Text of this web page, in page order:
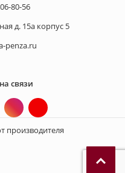
80-56
д. 15а корпус 5
penza.ru
связи
производителя